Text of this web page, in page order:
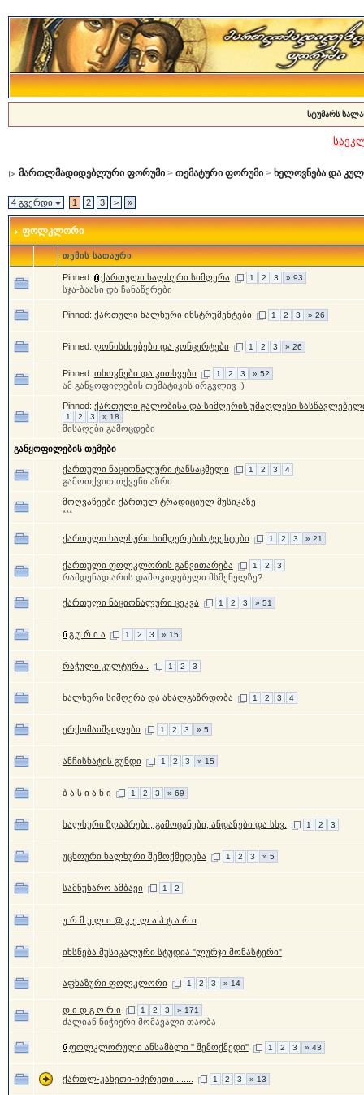
სტუმარს
მართლმადიდებლური ფორუმი> თემატური ფორუმი> ხელოვნება და
4 გვერდი 1 2 3 > »
ფოლკლორი
თემის სათაური
Pinned: ქართული ხალხური სიმღერა 1 2 3 » 93
სჯა-ბაასი და ჩანაწერები
Pinned: ქართული ხალხური ინსტრუმენტები 1 2 3 » 26
Pinned: ღონისძიებები და კონცერტები 1 2 3 » 26
Pinned: თხოვნები და კითხვები 1 2 3 » 52
ამ განყოფილების თემატიკის ირგვლივ ;)
Pinned: ქართული გალობისა და სიმღერის უმაღლესი
1 2 3 » 18
მისაღები გამოცდები
განყოფილების თემები
ქართული ნაციონალური ტანსაცმელი 1 2 3 4
გამოთქვით თქვენი აზრი
მოღვაწეები ქართულ ტრადიციულ მუსიკაზე
***
ქართული ხალხური სიმღერების ტექსტები 1 2 3 » 21
ქართული ფოლკლორის განვითარება 1 2 3
რამდენად არის დამოკიდებული მსმენელზე?
ქართული ნაციონალური ცეკვა 1 2 3 » 51
გ უ რ ი ა 1 2 3 » 15
რაჭული კულტურა.. 1 2 3
ხალხური სიმღერა და ახალგაზრდობა 1 2 3 4
ერქომაიშვილები 1 2 3 » 5
ანჩისხატის გუნდი 1 2 3 » 15
ბ ა ს ი ა ნ ი 1 2 3 » 69
ხალხური ზღაპრები, გამოცანები, ანდაზები და სხვ. 1 2 3
უცხოური ხალხური შემოქმედება 1 2 3 » 5
სამწუხარო ამბავი 1 2
უ რ მ უ ლ ი @ კ ე ლ ა პ ტ ა რ ი
იხსნება მუსიკალური სტუდია "ლურჯი მონასტერი"
აფხაზური ფოლკლორი 1 2 3 » 14
დ ი დ გ ო რ ი 1 2 3 » 171
ძალიან ნიჭიერი მომავალი თაობა
ფოლკლორული ანსამბლი '' შემოქმედი'' 1 2 3 » 43
ქართლ-კახეთი-იმერეთი........ 1 2 3 » 13